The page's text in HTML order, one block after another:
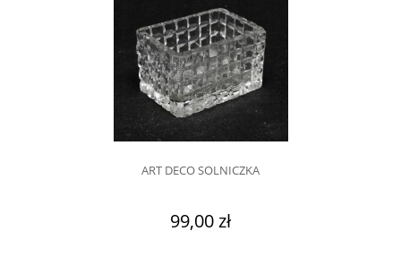
ART DECO SOLNICZKA
99,00 zł